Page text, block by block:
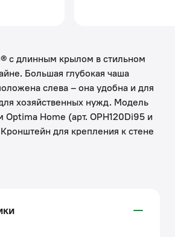
с длинным крылом в стильном
Большая глубокая чаша
слева – она удобна и для
хозяйственных нужд. Модель
Optima Home (арт. OPH120Di95 и
для крепления к стене
на слив идут в комплекте.
из литьевого искусственного
идеальное прилегание к
воды с естественной защитой от